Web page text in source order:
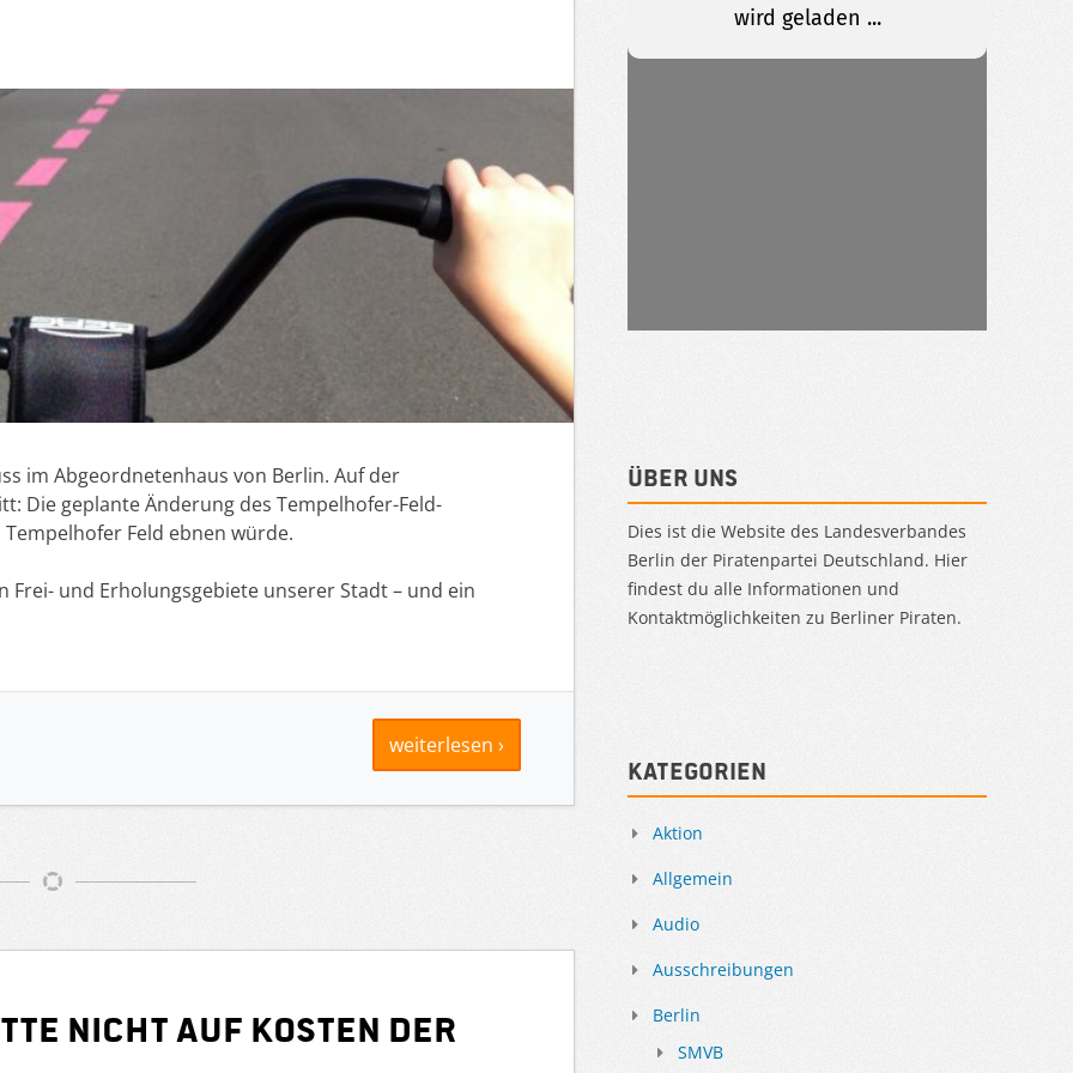
im Abgeordnetenhaus von Berlin. Auf der
Die geplante Änderung des Tempelhofer-Feld-
Feld ebnen würde.
Frei- und Erholungsgebiete unserer Stadt – und ein
weiterlesen ›
nicht auf Kosten der
Über uns
Dies ist die Website des Landesverbandes
Berlin der Piratenpartei Deutschland. Hier
findest du alle Informationen und
Kontaktmöglichkeiten zu Berliner Piraten.
Kategorien
Aktion
Allgemein
Audio
Ausschreibungen
Berlin
SMVB